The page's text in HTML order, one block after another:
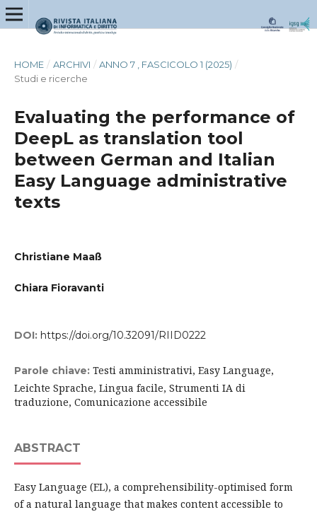
HOME / ARCHIVI / ANNO 7 , FASCICOLO 1 (2025) /
Studi e ricerche
Evaluating the performance of
DeepL as translation tool
between German and Italian
Easy Language administrative
texts
Christiane Maaß
Chiara Fioravanti
DOI: https://doi.org/10.32091/RIID0222
Parole chiave: Testi amministrativi, Easy Language,
Leichte Sprache, Lingua facile, Strumenti IA di
traduzione, Comunicazione accessibile
ABSTRACT
Easy Language (EL), a comprehensibility-optimised form
of a natural language that makes content accessible to